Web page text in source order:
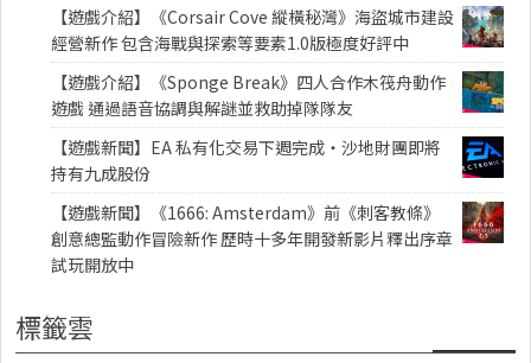
【遊戲介紹】《Corsair Cove 縱橫秘灣》海盜城市建設
經營新作 包含海戰與探索等要素1.0版極度好評中
【遊戲介紹】《Sponge Break》四人合作木筏舟動作
遊戲 通過語音協調與解謎並救助掉隊隊友
【遊戲新聞】EA 私有化交易下週完成・沙地財團即將
持有九成股份
【遊戲新聞】《1666: Amsterdam》前《刺客教條》
創意總監動作冒險新作 歷時十多年開發新影片釋出序章
試玩開放中
標籤雲